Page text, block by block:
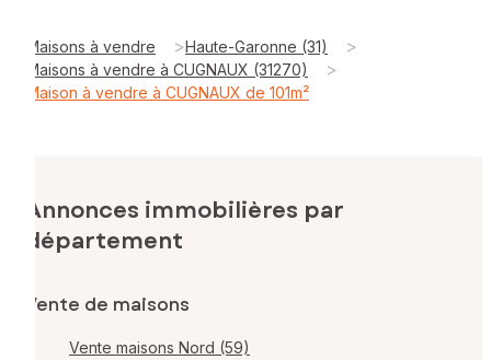
Maisons à vendre >Haute-Garonne (31) >
Maisons à vendre à CUGNAUX (31270) >
Maison à vendre à CUGNAUX de 101m²
Annonces immobilières par
département
Vente de maisons
Vente maisons Nord (59)